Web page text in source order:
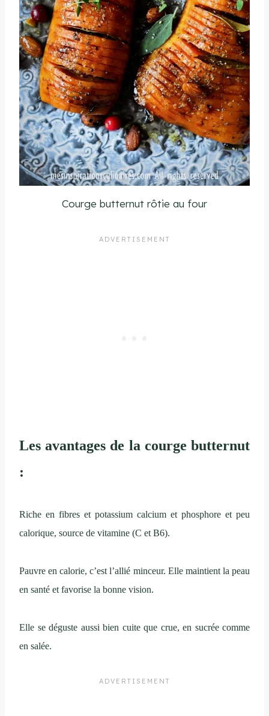
Courge butternut rôtie au four
Les avantages de la courge butternut
:
Riche en fibres et potassium calcium et phosphore et peu
calorique, source de vitamine (C et B6).
Pauvre en calorie, c’est l’allié minceur. Elle maintient la peau
en santé et favorise la bonne vision.
Elle se déguste aussi bien cuite que crue, en sucrée comme
en salée.